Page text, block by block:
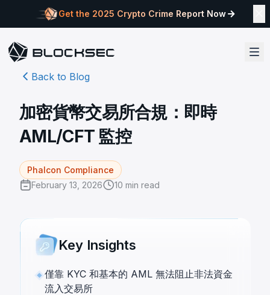
Get the 2025 Crypto Crime Report Now
Back to Blog
加密貨幣交易所合規：即時
AML/CFT 監控
Phalcon Compliance
February 13, 2026
10 min read
Key Insights
僅靠 KYC 和基本的 AML 無法阻止非法資金
流入交易所